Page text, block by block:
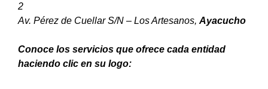
2
Av. Pérez de Cuellar S/N – Los Artesanos, Ayacucho
Conoce los servicios que ofrece cada entidad
haciendo clic en su logo: